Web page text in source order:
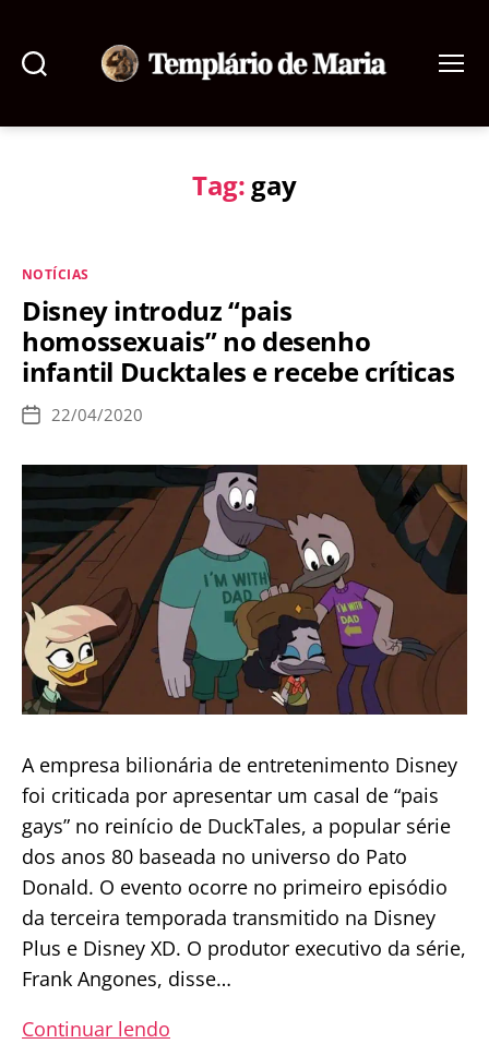
de
Tag: gay
Categorias
NOTÍCIAS
Disney introduz “pais
homossexuais” no desenho
infantil Ducktales e recebe críticas
Data
publicação
22/04/2020
A empresa bilionária de entretenimento Disney
foi criticada por apresentar um casal de “pais
gays” no reinício de DuckTales, a popular série
dos anos 80 baseada no universo do Pato
Donald. O evento ocorre no primeiro episódio
da terceira temporada transmitido na Disney
Plus e Disney XD. O produtor executivo da série,
Frank Angones, disse…
Continuar lendo